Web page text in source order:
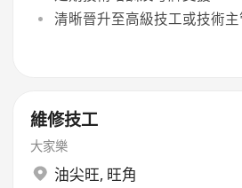
清晰晉升至高級技工或技術主
維修技工
大家樂
油尖旺, 旺角